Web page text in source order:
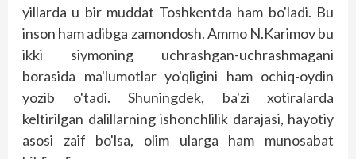
yillarda u bir muddat Toshkentda ham bo'ladi. Bu
inson ham adibga zamondosh. Ammo N.Karimov bu
ikki siymoning uchrashgan-uchrashmagani
borasida ma'lumotlar yo'qligini ham ochiq-oydin
yozib o'tadi. Shuningdek, ba'zi xotiralarda
keltirilgan dalillarning ishonchlilik darajasi, hayotiy
asosi zaif bo'lsa, olim ularga ham munosabat